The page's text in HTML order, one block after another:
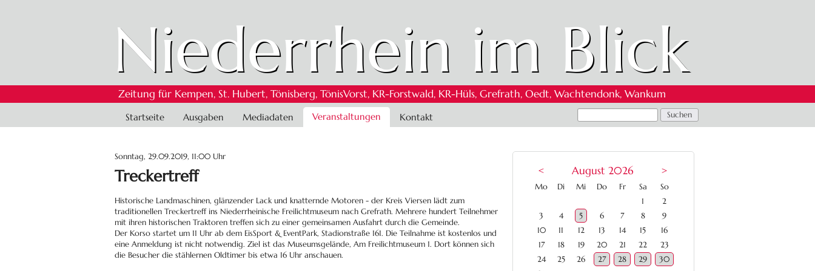
Niederrhein im Blick
Zeitung für Kempen, St. Hubert, Tönisberg, TönisVorst, KR-Forstwald, KR-Hüls, Grefrath, Oedt, Wachtendonk, Wankum
Navigation
überspringen
Startseite Ausgaben Mediadaten Veranstaltungen Kontakt
Sonntag, 29.09.2019, 11:00 Uhr
Treckertreff
Historische Landmaschinen, glänzender Lack und knatternde Motoren - der Kreis Viersen lädt zum
traditionellen Treckertreff ins Niederrheinische Freilichtmuseum nach Grefrath. Mehrere hundert Teilnehmer
mit ihren historischen Traktoren treffen sich zu einer gemeinsamen Ausfahrt durch die Gemeinde.
Der Korso startet um 11 Uhr ab dem EisSport & EventPark, Stadionstraße 161. Die Teilnahme ist kostenlos und
eine Anmeldung ist nicht notwendig. Ziel ist das Museumsgelände, Am Freilichtmuseum 1. Dort können sich
die Besucher die stählernen Oldtimer bis etwa 16 Uhr anschauen.
< August 2026 >
Montag
Dienstag
Mittwoch
Donnerstag
FreitagSamstag
Sonntag
1
2
3
4 5 6 7 8
9
10
11 12 13 14 15
16
17
18 19 20 21 22
23
24
25 26 27 28 29
30